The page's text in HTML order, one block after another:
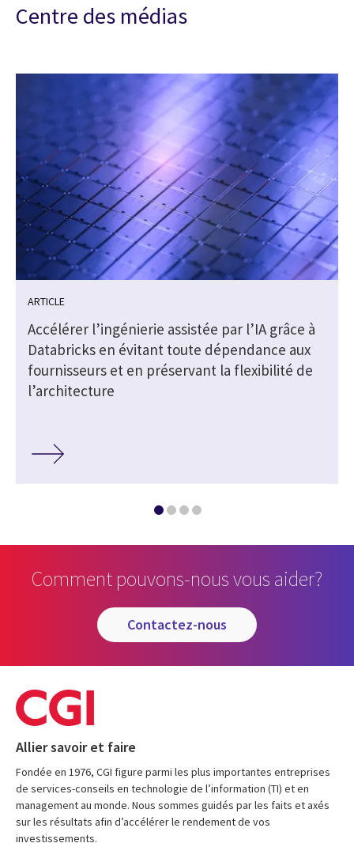
Centre des médias
ARTICLE
Accélérer l’ingénierie assistée par l’IA grâce à
Databricks en évitant toute dépendance aux
fournisseurs et en préservant la flexibilité de
l’architecture
Comment pouvons-nous vous aider?
contactez-nous
Allier savoir et faire
Fondée en 1976, CGI figure parmi les plus importantes entreprises
de services-conseils en technologie de l’information (TI) et en
management au monde. Nous sommes guidés par les faits et axés
sur les résultats afin d’accélérer le rendement de vos
investissements.